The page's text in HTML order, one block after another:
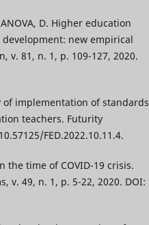
D. Higher education
new empirical
v. 81, n. 1, p. 109-127, 2020.
of implementation of standards
teachers. Futurity
FED.2022.10.11.4.
the time of COVID-19 crisis.
v. 49, n. 1, p. 5-22, 2020. DOI: